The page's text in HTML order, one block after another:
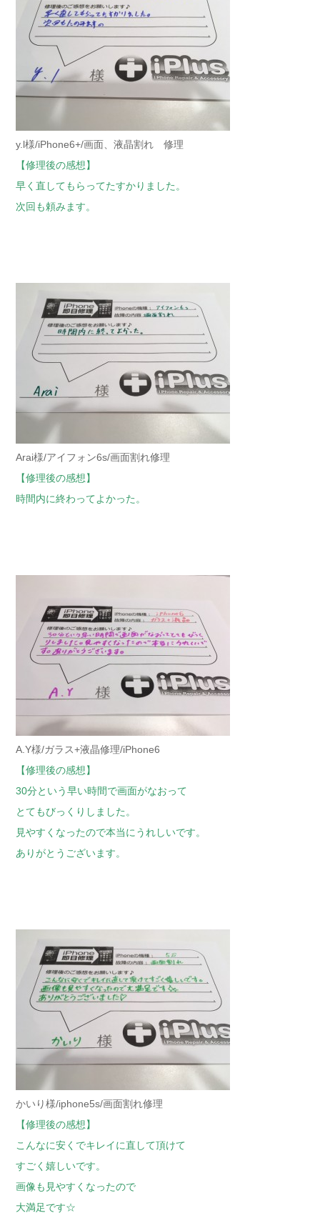
y.l様/iPhone6+/画面、液晶割れ 修理
【修理後の感想】
早く直してもらってたすかりました。
次回も頼みます。
Arai様/アイフォン6s/画面割れ修理
【修理後の感想】
時間内に終わってよかった。
A.Y様/ガラス+液晶修理/iPhone6
【修理後の感想】
30分という早い時間で画面がなおって
とてもびっくりしました。
見やすくなったので本当にうれしいです。
ありがとうございます。
かいり様/iphone5s/画面割れ修理
【修理後の感想】
こんなに安くでキレイに直して頂けて
すごく嬉しいです。
画像も見やすくなったので
大満足です☆